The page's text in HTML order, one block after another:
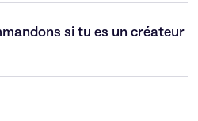
si tu es un créateur